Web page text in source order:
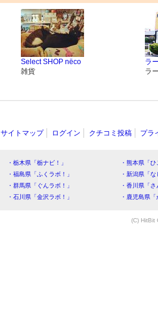
Select SHOP nёco
雑貨
ラ
ラ
サイトマップ ログイン クチコミ投稿 プラ
・栃木県「栃ナビ！」
・熊本県「
・福島県「ふくラボ！」
・新潟県「
・群馬県「ぐんラボ！」
・香川県「
・石川県「金沢ラボ！」
・鹿児島県
(C) HitBit